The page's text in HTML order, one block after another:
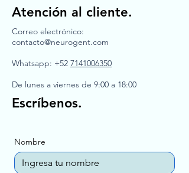
Atención al cliente.
Correo electrónico:
contacto@neurogent.com
Whatsapp: +52 7141006350
De lunes a viernes de 9:00 a 18:00
Escríbenos.
Nombre